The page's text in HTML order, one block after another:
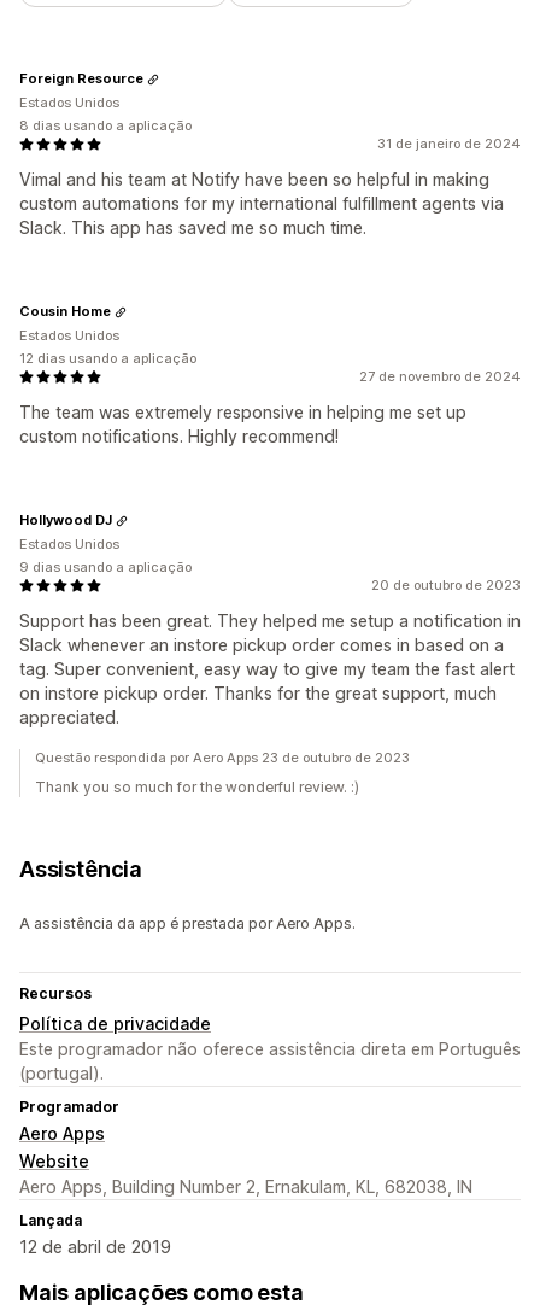
31 de janeiro de 2024
Vimal and his team at Notify have been so helpful in making
custom automations for my international fulfillment agents via
Slack. This app has saved me so much time.
Foreign Resource
Estados Unidos
8 dias usando a aplicação
27 de novembro de 2024
The team was extremely responsive in helping me set up
custom notifications. Highly recommend!
Cousin Home
Estados Unidos
12 dias usando a aplicação
20 de outubro de 2023
Support has been great. They helped me setup a notification in
Slack whenever an instore pickup order comes in based on a
tag. Super convenient, easy way to give my team the fast alert
on instore pickup order. Thanks for the great support, much
appreciated.
Hollywood DJ
Estados Unidos
9 dias usando a aplicação
Questão respondida por Aero Apps 23 de outubro de 2023
Thank you so much for the wonderful review. :)
Assistência
A assistência da app é prestada por Aero Apps.
Recursos
Política de privacidade
Este programador não oferece assistência direta em Português
(portugal).
Programador
Aero Apps
Website
Aero Apps, Building Number 2, Ernakulam, KL, 682038, IN
Lançada
12 de abril de 2019
Mais aplicações como esta